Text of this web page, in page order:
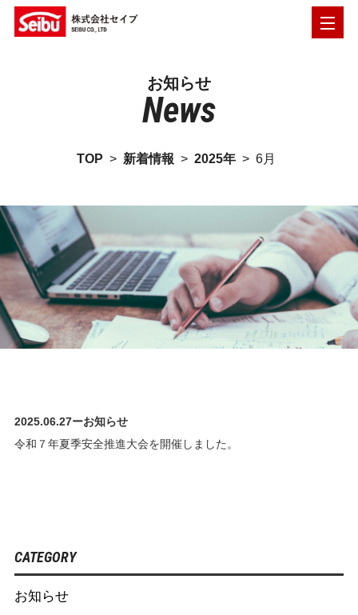
お知らせ
News
TOP > 新着情報 > 2025年 > 6月
2025.06.27ーお知らせ
令和７年夏季安全推進大会を開催しました。
CATEGORY
お知らせ